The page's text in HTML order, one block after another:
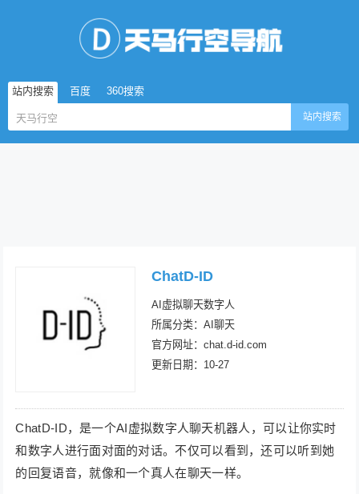
站内搜索 百度 360搜索
站内搜索
ChatD-ID
AI虚拟聊天数字人
所属分类：AI聊天
官方网址：chat.d-id.com
更新日期：10-27
ChatD-ID，是一个AI虚拟数字人聊天机器人，可以让你实时
和数字人进行面对面的对话。不仅可以看到，还可以听到她
的回复语音，就像和一个真人在聊天一样。